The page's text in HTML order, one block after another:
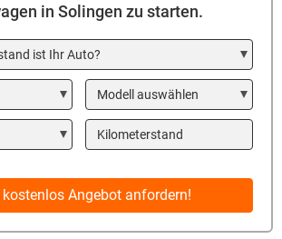
in Solingen zu starten.
ist Ihr Auto?
Modell
Kilometerstand
Angebot anfordern!